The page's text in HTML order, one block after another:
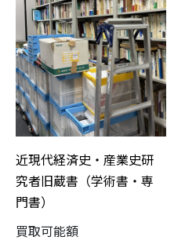
近現代経済史・産業史研
究者旧蔵書（学術書・専
門書）
買取可能額